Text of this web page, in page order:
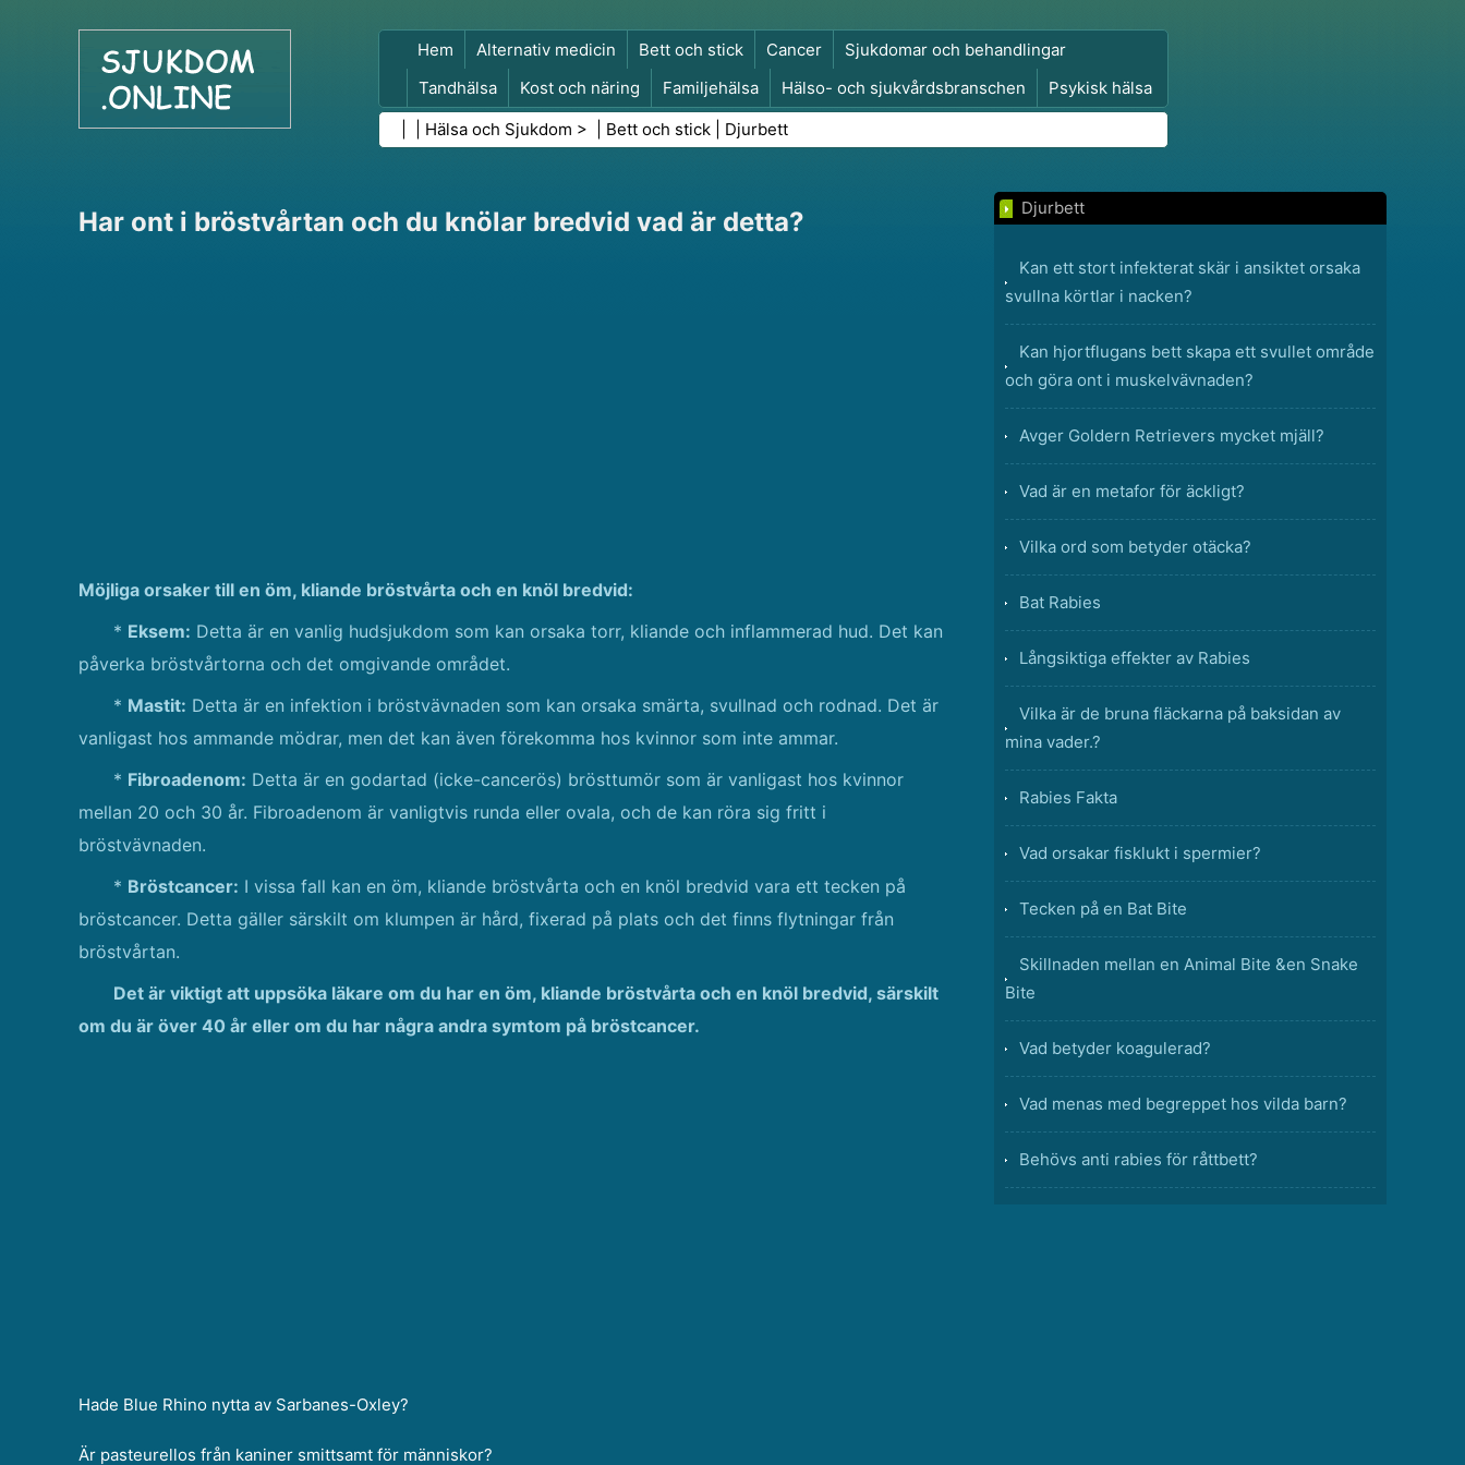
Hem Alternativ medicin Bett och stick Cancer
Sjukdomar och behandlingar
Tandhälsa
Kost och näring Familjehälsa Hälso- och sjukvårdsbranschen
Psykisk hälsa
Folkhälsa och säkerhet
Kirurgi och ingrepp
Hälsa och Sjukdom > | Bett och stick Djurbett
Har ont i bröstvårtan och du knölar bredvid vad är detta?
Möjliga orsaker till en öm, kliande bröstvårta och en knöl bredvid:
* Eksem: Detta är en vanlig hudsjukdom som kan orsaka torr, kliande och inflammerad hud. Det kan
påverka bröstvårtorna och det omgivande området.
* Mastit: Detta är en infektion i bröstvävnaden som kan orsaka smärta, svullnad och rodnad. Det är
vanligast hos ammande mödrar, men det kan även förekomma hos kvinnor som inte ammar.
* Fibroadenom: Detta är en godartad (icke-cancerös) brösttumör som är vanligast hos kvinnor
mellan 20 och 30 år. Fibroadenom är vanligtvis runda eller ovala, och de kan röra sig fritt i
bröstvävnaden.
* Bröstcancer: I vissa fall kan en öm, kliande bröstvårta och en knöl bredvid vara ett tecken på
bröstcancer. Detta gäller särskilt om klumpen är hård, fixerad på plats och det finns flytningar från
bröstvårtan.
Det är viktigt att uppsöka läkare om du har en öm, kliande bröstvårta och en knöl bredvid, särskilt
om du är över 40 år eller om du har några andra symtom på bröstcancer.
Hade Blue Rhino nytta av Sarbanes-Oxley?
Är pasteurellos från kaniner smittsamt för människor?
Djurbett
Kan ett stort infekterat skär i ansiktet orsaka
svullna körtlar i nacken?
Kan hjortflugans bett skapa ett svullet område
och göra ont i muskelvävnaden?
Avger Goldern Retrievers mycket mjäll?
Vad är en metafor för äckligt?
Vilka ord som betyder otäcka?
Bat Rabies
Långsiktiga effekter av Rabies
Vilka är de bruna fläckarna på baksidan av
mina vader.?
Rabies Fakta
Vad orsakar fisklukt i spermier?
Tecken på en Bat Bite
Skillnaden mellan en Animal Bite &en Snake
Bite
Vad betyder koagulerad?
Vad menas med begreppet hos vilda barn?
Behövs anti rabies för råttbett?